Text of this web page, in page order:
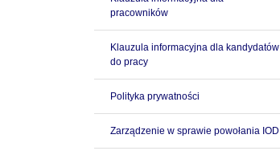
pracowników
Klauzula informacyjna dla kandydatów
do pracy
Polityka prywatności
Zarządzenie w sprawie powołania IOD